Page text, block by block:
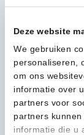
Deze website
We gebruiken
personaliseren,
om ons
informatie over
partners voor
partners
informatie die u
RVS
ml
-
8131
aantal
1-3
Kan